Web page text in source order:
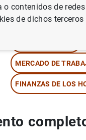
Autor: Banco de
MERCADO DE
FINANZAS DE LOS
o contenidos de
de dichos